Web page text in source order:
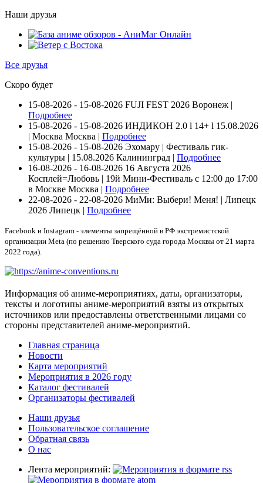
Наши друзья
Все друзья
Скоро будет
15-08-2026 - 15-08-2026 FUJI FEST 2026 Воронеж |
Подробнее
15-08-2026 - 15-08-2026 ИНДИКОН 2.0 ӏ 14+ ӏ 15.08.2026
| Москва Москва | Подробнее
15-08-2026 - 15-08-2026 Эхомару | Фестиваль гик-
культуры | 15.08.2026 Калининград | Подробнее
16-08-2026 - 16-08-2026 16 Августа 2026
Косплей=Любовь | 19й Мини-Фестиваль с 12:00 до 17:00
в Москве Москва | Подробнее
22-08-2026 - 22-08-2026 МиМи: Выбери! Меня! | Липецк
2026 Липецк | Подробнее
Facebook и Instagram - элементы запрещённой в РФ экстремистской
организации Meta (по решению Тверского суда города Москвы от 21 марта
2022 года).
Информация об аниме-мероприятиях, даты, организаторы,
тексты и логотипы аниме-мероприятий взяты из открытых
источников или предоставлены ответственными лицами со
стороны представителей аниме-мероприятий.
Главная страница
Новости
Карта мероприятий
Мероприятия в 2026 году
Каталог фестивалей
Организаторы фестивалей
Наши друзья
Пользовательское соглашение
Обратная связь
О нас
Лента мероприятий: